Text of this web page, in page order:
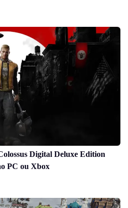
Digital Deluxe Edition
PC ou Xbox